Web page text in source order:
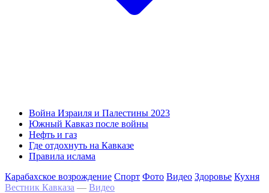
Война Израиля и Палестины 2023
Южный Кавказ после войны
Нефть и газ
Где отдохнуть на Кавказе
Правила ислама
Карабахское возрождение Спорт Фото Видео Здоровье Кухня
Вестник Кавказа — Видео